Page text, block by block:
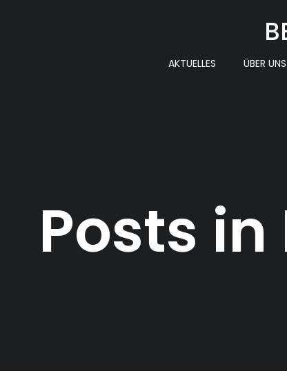
AKTUELLES ÜBER UNS
Posts